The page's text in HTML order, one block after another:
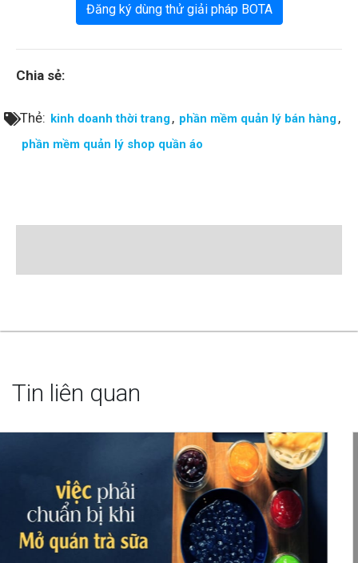
Đăng ký dùng thử giải pháp BOTA
Chia sẻ:
Thẻ: kinh doanh thời trang, phần mềm quản lý bán hàng,
phần mềm quản lý shop quần áo
Tin liên quan